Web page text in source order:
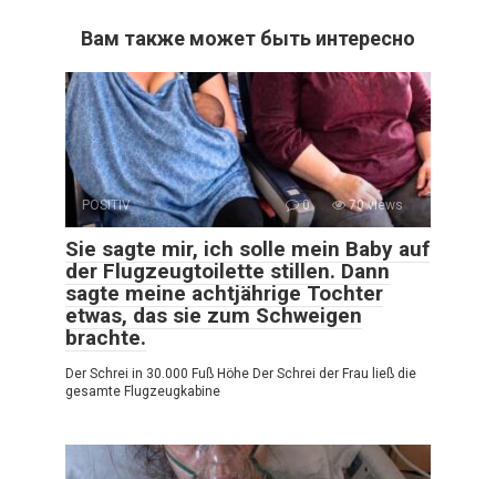
Вам также может быть интересно
POSITIV 0 70 views
Sie sagte mir, ich solle mein Baby auf
der Flugzeugtoilette stillen. Dann
sagte meine achtjährige Tochter
etwas, das sie zum Schweigen
brachte.
Der Schrei in 30.000 Fuß Höhe Der Schrei der Frau ließ die
gesamte Flugzeugkabine